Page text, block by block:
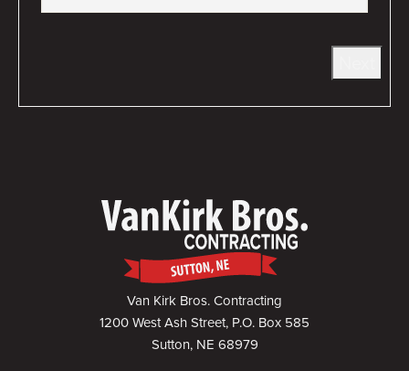
Van Kirk Bros. Contracting
1200 West Ash Street, P.O. Box 585
Sutton, NE 68979